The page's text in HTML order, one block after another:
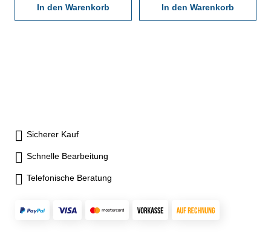
In den Warenkorb In den Warenkorb
Sicherer Kauf
Schnelle Bearbeitung
Telefonische Beratung